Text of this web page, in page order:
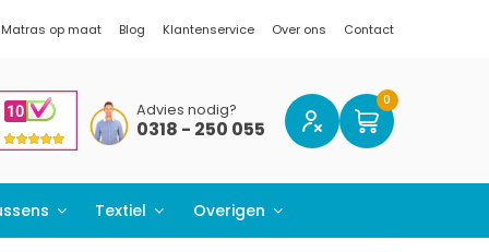
Matras op maat Blog Klantenservice Over ons Contact
Advies nodig?
0318 - 250 055
Textiel Overigen